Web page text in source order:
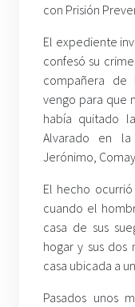
con Prisión
El expediente
confesó su
compañera de
vengo para que
había quitado
Alvarado en
Jerónimo,
El hecho
cuando el
casa de sus
hogar y sus dos
casa ubicada a
Pasados unos